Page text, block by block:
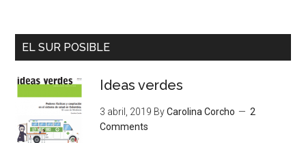
EL SUR POSIBLE
Ideas verdes
3 abril, 2019 ByCarolina Corcho
2
Comments